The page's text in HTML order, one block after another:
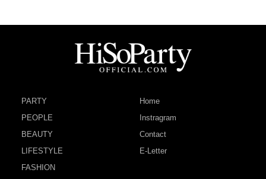
PARTY
PEOPLE
BEAUTY
LIFESTYLE
FASHION
Home
Instragram
Contact
E-Letter